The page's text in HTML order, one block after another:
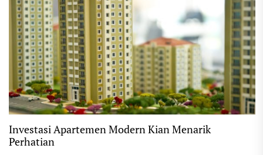
Investasi Apartemen Modern Kian Menarik
Perhatian